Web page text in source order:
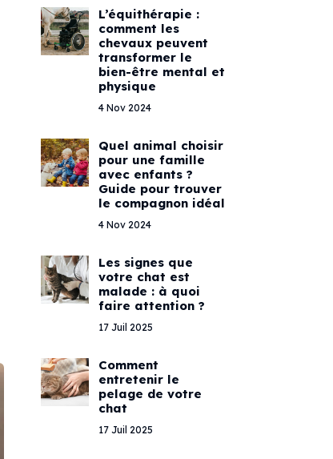
L’équithérapie :
comment les
chevaux peuvent
transformer le
bien-être mental et
physique
4 Nov 2024
Quel animal choisir
pour une famille
avec enfants ?
Guide pour trouver
le compagnon idéal
4 Nov 2024
Les signes que
votre chat est
malade : à quoi
faire attention ?
17 Juil 2025
Comment
entretenir le
pelage de votre
chat
17 Juil 2025